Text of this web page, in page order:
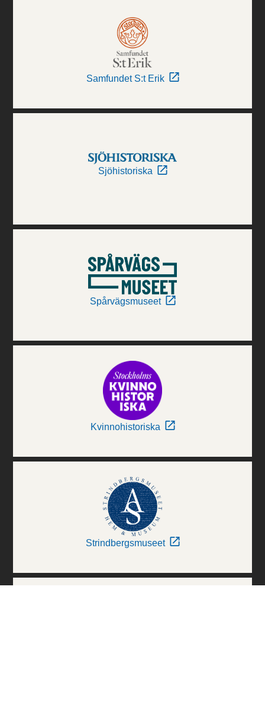
Samfundet S:t Erik
Sjöhistoriska
Spårvägsmuseet
Kvinnohistoriska
Strindbergsmuseet